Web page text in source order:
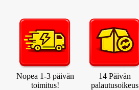
Nopea 1-3 päivän
toimitus!
14 Päivän
palautusoikeus